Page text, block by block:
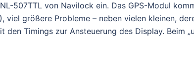
507TTL von Navilock ein. Das GPS-Modul
viel größere Probleme – neben vielen kleinen,
Timings zur Ansteuerung des Display. Beim